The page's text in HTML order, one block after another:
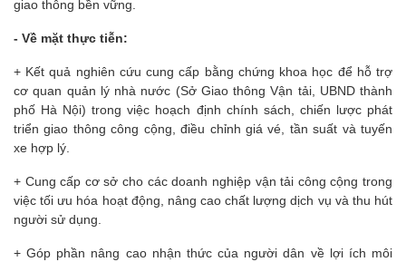
giao thông bền vững.
- Về mặt thực tiễn:
+ Kết quả nghiên cứu cung cấp bằng chứng khoa học để hỗ trợ
cơ quan quản lý nhà nước (Sở Giao thông Vận tải, UBND thành
phố Hà Nội) trong việc hoạch định chính sách, chiến lược phát
triển giao thông công cộng, điều chỉnh giá vé, tần suất và tuyến
xe hợp lý.
+ Cung cấp cơ sở cho các doanh nghiệp vận tải công cộng trong
việc tối ưu hóa hoạt động, nâng cao chất lượng dịch vụ và thu hút
người sử dụng.
+ Góp phần nâng cao nhận thức của người dân về lợi ích môi